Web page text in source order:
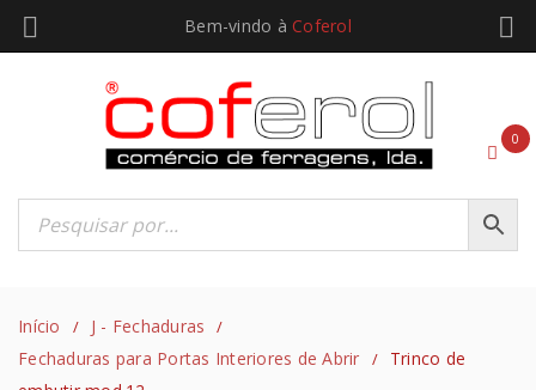
Bem-vindo à Coferol
0
Início / J - Fechaduras /
Fechaduras para Portas Interiores de Abrir /
Trinco de